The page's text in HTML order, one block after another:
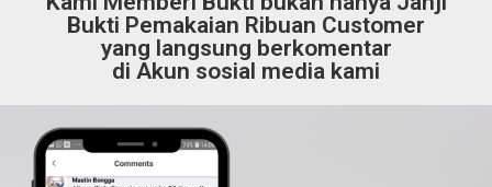
Bukti Pemakaian Ribuan Customer
yang langsung berkomentar
di Akun sosial media kami